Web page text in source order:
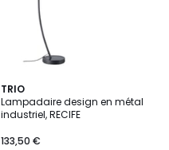
TRIO
Lampadaire design en métal
industriel, RECIFE
133,50 €
4,7
/ 5